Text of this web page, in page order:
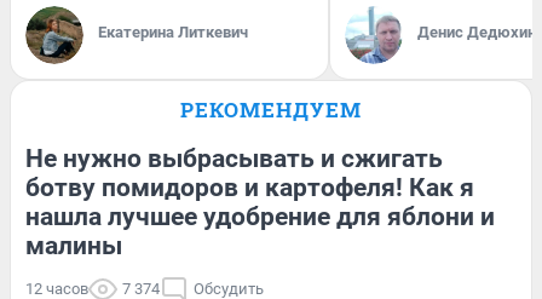
Екатерина Литкевич Денис Дедюхин
РЕКОМЕНДУЕМ
Не нужно выбрасывать и сжигать
ботву помидоров и картофеля! Как я
нашла лучшее удобрение для яблони и
малины
12 часов 7 374 Обсудить